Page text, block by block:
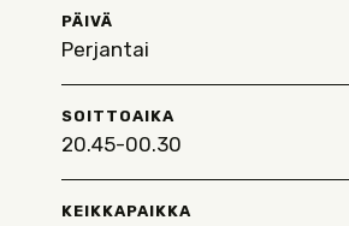
PÄIVÄ
Perjantai
SOITTOAIKA
20.45-00.30
KEIKKAPAIKKA